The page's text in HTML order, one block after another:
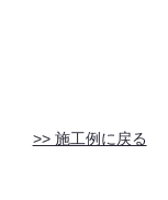
>> 施工例に戻る